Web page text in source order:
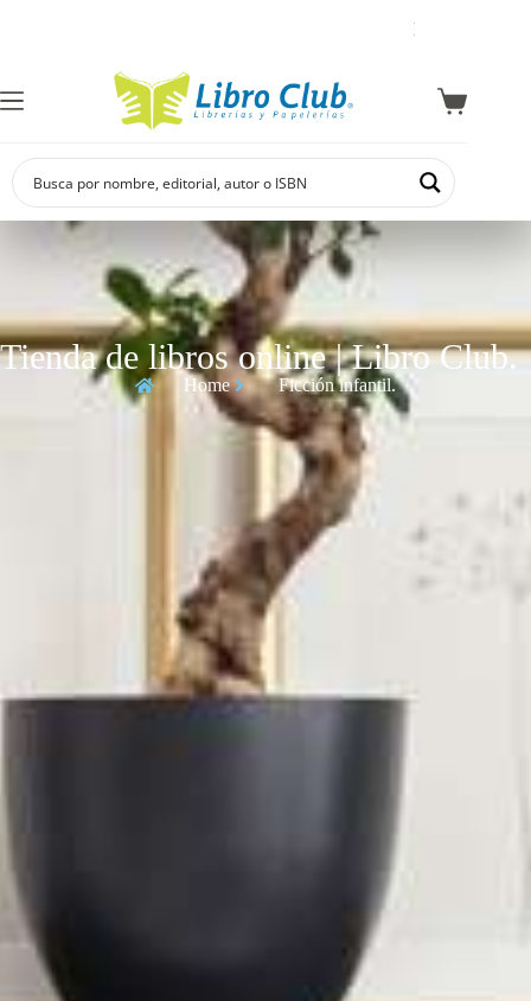
Explora la colección de
Tienda de libros online | Libro Club.
Home Ficción infantil.